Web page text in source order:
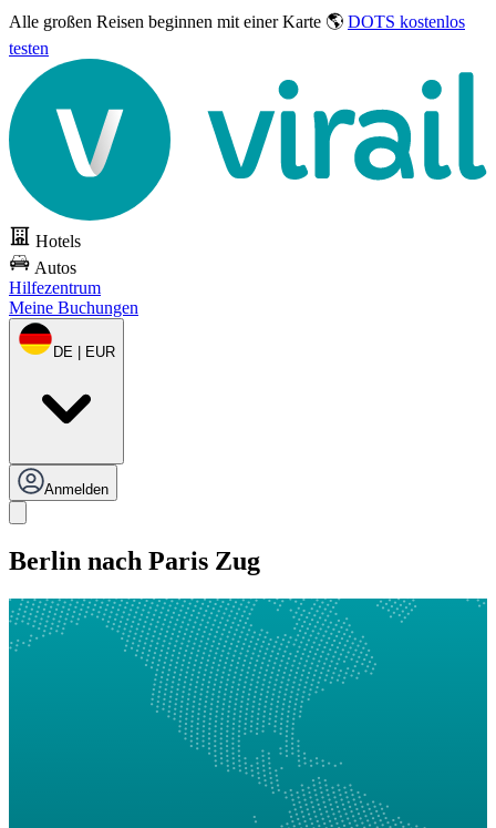
Alle großen Reisen beginnen mit einer Karte 🌎 DOTS kostenlos
testen
Hotels
Autos
Hilfezentrum
Meine Buchungen
DE | EUR
Anmelden
Berlin nach Paris Zug